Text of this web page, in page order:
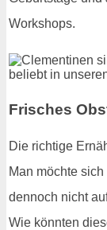
Workshops.
Frisches
Die richtige
Man möchte
dennoch nicht
Wie könnten